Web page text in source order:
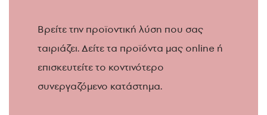
Βρείτε την προϊοντική λύση που σας
ταιριάζει. Δείτε τα προϊόντα μας online ή
επισκευτείτε το κοντινότερο
συνεργαζόμενο κατάστημα.